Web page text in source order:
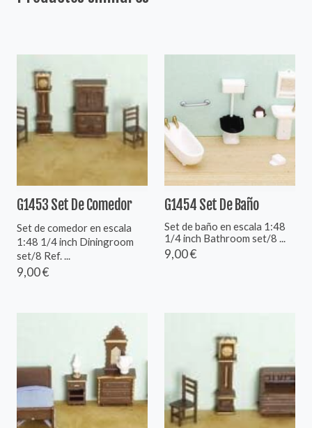
G1453 Set De Comedor
Set de comedor en escala
1:48 1/4 inch Diningroom
set/8 Ref. ...
9,00 €
G1454 Set De Baño
Set de baño en escala 1:48
1/4 inch Bathroom set/8 ...
9,00 €